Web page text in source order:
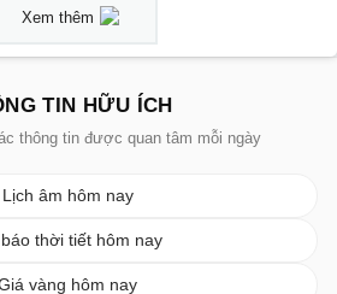
Xem thêm
TIN HỮU ÍCH
thông tin được quan tâm mỗi ngày
Lịch âm hôm nay
thời tiết hôm nay
vàng hôm nay